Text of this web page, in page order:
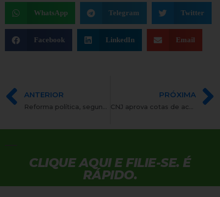
WhatsApp Telegram Twitter
Facebook LinkedIn Email
ANTERIOR
Reforma política, segundo round: Entenda os temas mais polêmicos
PRÓXIMA
CNJ aprova cotas de acesso a negros para cargos no Judiciário
CLIQUE AQUI E FILIE-SE. É
RÁPIDO.